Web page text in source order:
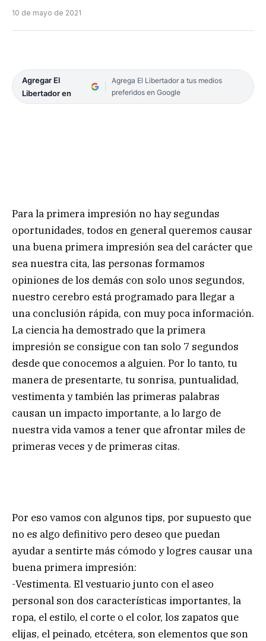
10 de mayo de 2021
Agregar El
Libertador en
Agrega El Libertador a tus medios
preferidos en Google
Para la primera impresión no hay segundas
oportunidades, todos en general queremos causar
una buena primera impresión sea del carácter que
sea nuestra cita, las personas formamos
opiniones de los demás con solo unos segundos,
nuestro cerebro está programado para llegar a
una conclusión rápida, con muy poca información.
La ciencia ha demostrado que la primera
impresión se consigue con tan solo 7 segundos
desde que conocemos a alguien. Por lo tanto, tu
manera de presentarte, tu sonrisa, puntualidad,
vestimenta y también las primeras palabras
causan un impacto importante, a lo largo de
nuestra vida vamos a tener que afrontar miles de
primeras veces y de primeras citas.
Por eso vamos con algunos tips, por supuesto que
no es algo definitivo pero deseo que puedan
ayudar a sentirte más cómodo y logres causar una
buena primera impresión:
-Vestimenta. El vestuario junto con el aseo
personal son dos características importantes, la
ropa, el estilo, el corte o el color, los zapatos que
elijas, el peinado, etcétera, son elementos que son